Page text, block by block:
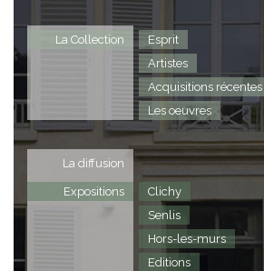
La Collection
Esprit
Artistes
Acquisitions récentes
Les oeuvres
La diffusion
Expositions
Clichy
Senlis
Hors-les-murs
Editions